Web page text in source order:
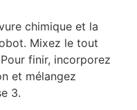
chimique et la
Mixez le tout
finir, incorporez
et mélangez
3.